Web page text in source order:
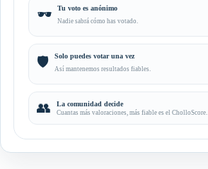
🕶️ Tu voto es anónimo
Nadie sabrá cómo has votado.
🛡️ Solo puedes votar una vez
Así mantenemos resultados fiables.
👥 La comunidad decide
Cuantas más valoraciones, más fiable es el CholloScore.